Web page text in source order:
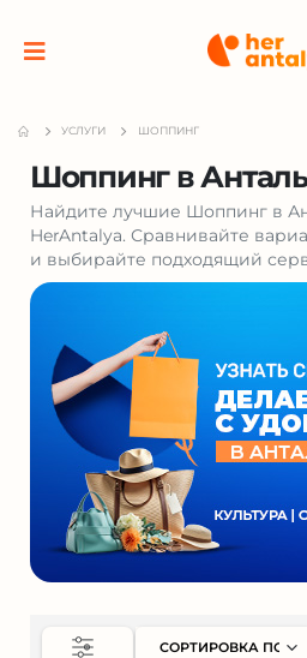
УСЛУГИ ШОППИНГ
Шоппинг в
Найдите лучшие Шоппинг в
HerAntalya. Сравнивайте
и выбирайте подходящий